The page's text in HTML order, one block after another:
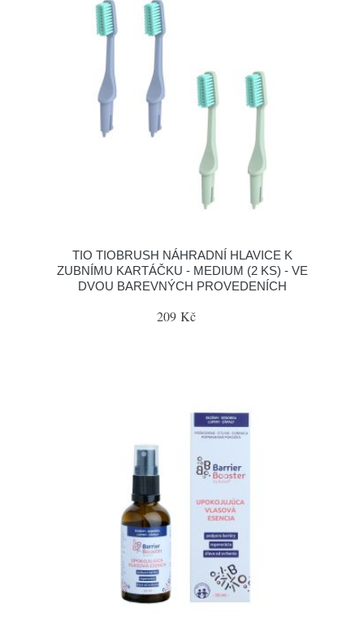
TIO TIOBRUSH NÁHRADNÍ HLAVICE K
ZUBNÍMU KARTÁČKU - MEDIUM (2 KS) - VE
DVOU BAREVNÝCH PROVEDENÍCH
209 Kč